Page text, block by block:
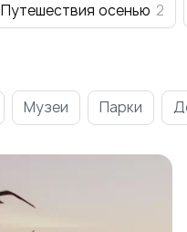
Путешествия осенью 2
Музеи Парки